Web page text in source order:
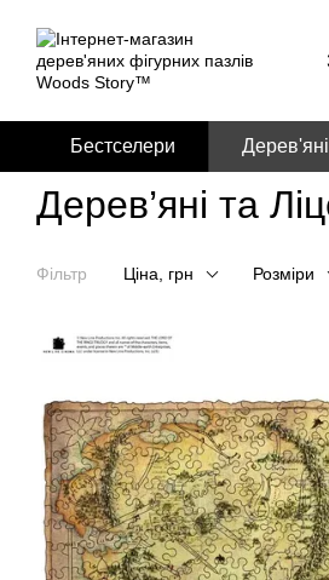
Бестселери
Дерев’яні та
Фільтр Ціна, грн Розміри